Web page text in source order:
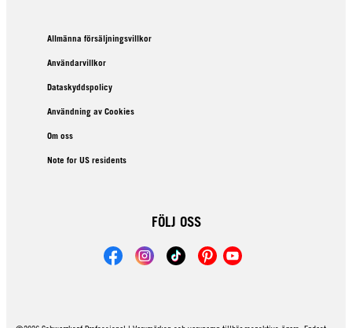
Allmänna försäljningsvillkor
Användarvillkor
Dataskyddspolicy
Användning av Cookies
Om oss
Note for US residents
FÖLJ OSS